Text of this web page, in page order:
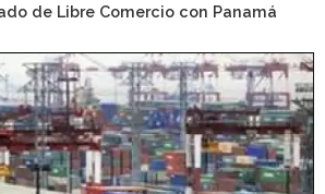
de Libre Comercio con Panamá